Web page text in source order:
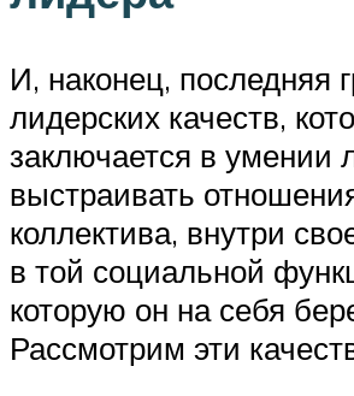
И, наконец, последняя
лидерских качеств,
заключается в умении
выстраивать
коллектива, внутри
в той социальной
которую он на себя
Рассмотрим эти